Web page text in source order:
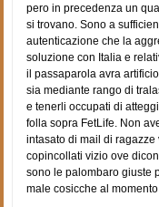
pero in precedenza un
si trovano. Sono a
autenticazione che la
soluzione con Italia e
il passaparola avra
sia mediante rango di
e tenerli occupati di
folla sopra FetLife. Non
intasato di mail di
copincollati vizio ove
sono le palombaro giuste
male cosicche al momento